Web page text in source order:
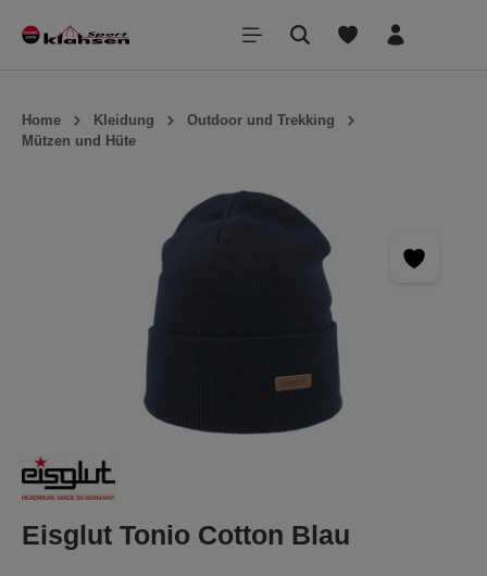
springen
Home Kleidung
Outdoor und Trekking
Mützen und Hüte
Eisglut Tonio Cotton Blau